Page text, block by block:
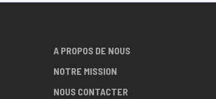
A PROPOS DE NOUS
NOTRE MISSION
NOUS CONTACTER